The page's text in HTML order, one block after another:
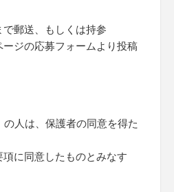
郵送、もしくは持参
ージの応募フォームより投稿
人は、保護者の同意を得た
に同意したものとみなす